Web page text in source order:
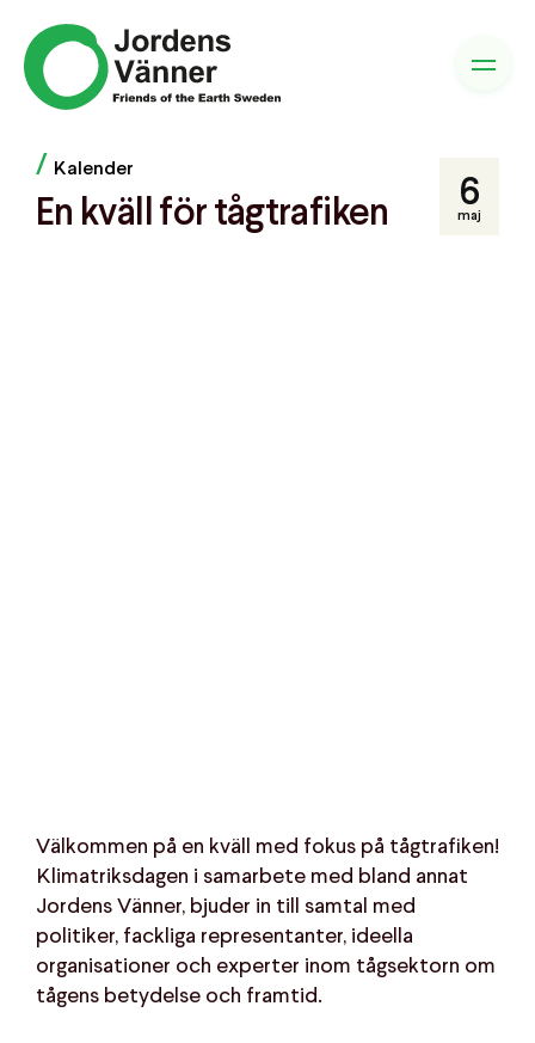
/ Kalender
En kväll för tågtrafiken
6
maj
Välkommen på en kväll med fokus på tågtrafiken!
Klimatriksdagen i samarbete med bland annat
Jordens Vänner, bjuder in till samtal med
politiker, fackliga representanter, ideella
organisationer och experter inom tågsektorn om
tågens betydelse och framtid.